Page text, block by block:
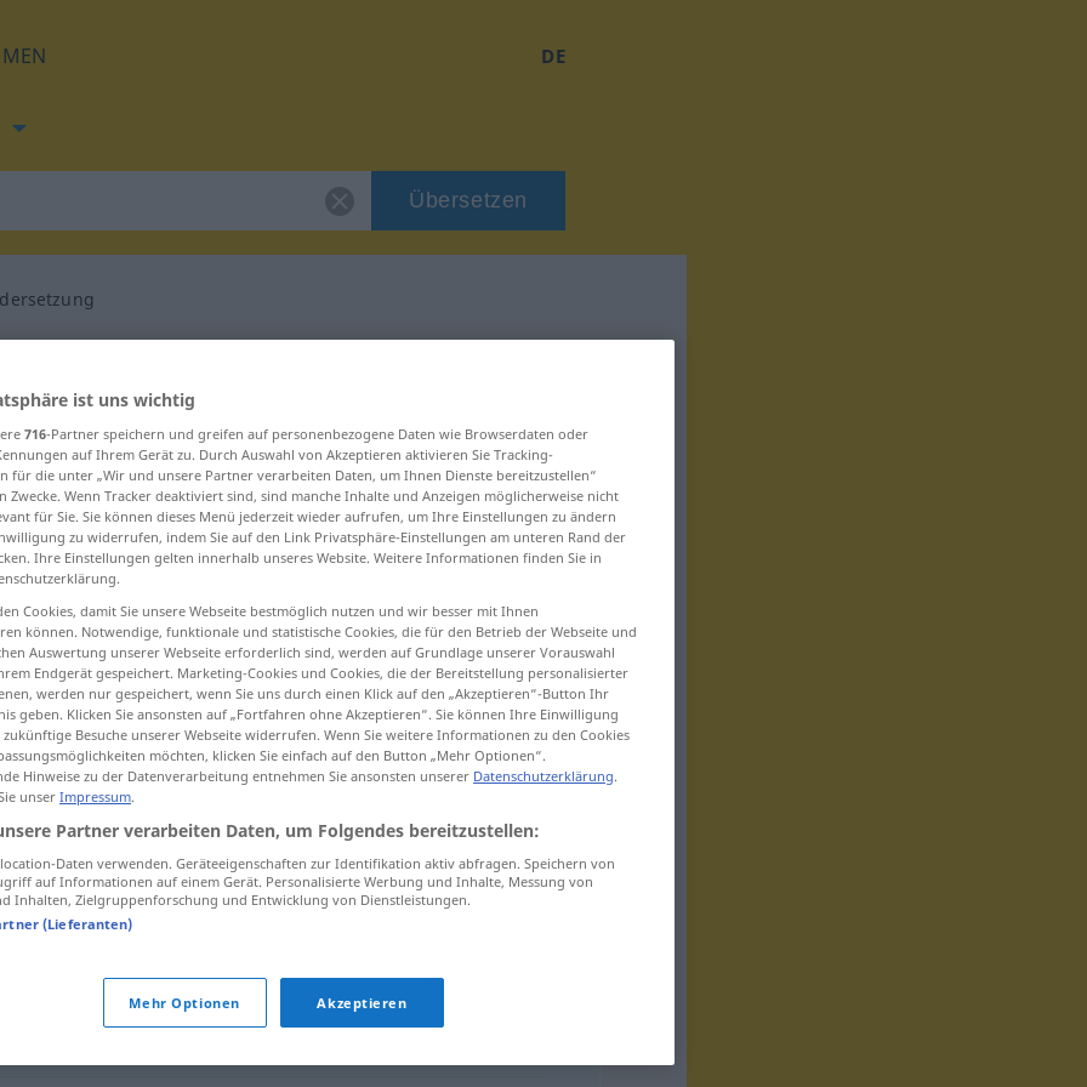
DE
Übersetzen
für "Auseinandersetzung"
Übersetzung
(heftiger) Wortwechsel
ist uns wichtig
716-Partner speichern und greifen auf personenbezogene Daten wie Browserdaten oder
auf Ihrem Gerät zu. Durch Auswahl von Akzeptieren aktivieren Sie Tracking-
für die unter „Wir und unsere Partner verarbeiten Daten, um Ihnen Dienste bereitzustellen“
Zwecke. Wenn Tracker deaktiviert sind, sind manche Inhalte und Anzeigen möglicherweise nicht
für Sie. Sie können dieses Menü jederzeit wieder aufrufen, um Ihre Einstellungen zu ändern
zu widerrufen, indem Sie auf den Link Privatsphäre-Einstellungen am unteren Rand der
Ihre Einstellungen gelten innerhalb unseres Website. Weitere Informationen finden Sie in
Cookies, damit Sie unsere Webseite bestmöglich nutzen und wir besser mit Ihnen
können. Notwendige, funktionale und statistische Cookies, die für den Betrieb der Webseite und
Auswertung unserer Webseite erforderlich sind, werden auf Grundlage unserer Vorauswahl
Endgerät gespeichert. Marketing-Cookies und Cookies, die der Bereitstellung personalisierter
werden nur gespeichert, wenn Sie uns durch einen Klick auf den „Akzeptieren“-Button Ihr
geben. Klicken Sie ansonsten auf „Fortfahren ohne Akzeptieren“. Sie können Ihre Einwilligung
Besuche unserer Webseite widerrufen. Wenn Sie weitere Informationen zu den Cookies
möchten, klicken Sie einfach auf den Button „Mehr Optionen“.
Hinweise zu der Datenverarbeitung entnehmen Sie ansonsten unserer Datenschutzerklärung.
unser Impressum.
Partner verarbeiten Daten, um Folgendes bereitzustellen:
Daten verwenden. Geräteeigenschaften zur Identifikation aktiv abfragen. Speichern von
auf Informationen auf einem Gerät. Personalisierte Werbung und Inhalte, Messung von
Inhalten, Zielgruppenforschung und Entwicklung von Dienstleistungen.
(Lieferanten)
Mehr Optionen Akzeptieren